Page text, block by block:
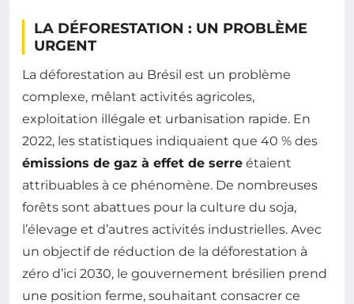
LA DÉFORESTATION : UN PROBLÈME
URGENT
La déforestation au Brésil est un problème
complexe, mêlant activités agricoles,
exploitation illégale et urbanisation rapide. En
2022, les statistiques indiquaient que 40 % des
émissions de gaz à effet de serre étaient
attribuables à ce phénomène. De nombreuses
forêts sont abattues pour la culture du soja,
l’élevage et d’autres activités industrielles. Avec
un objectif de réduction de la déforestation à
zéro d’ici 2030, le gouvernement brésilien prend
une position ferme, souhaitant consacrer ce